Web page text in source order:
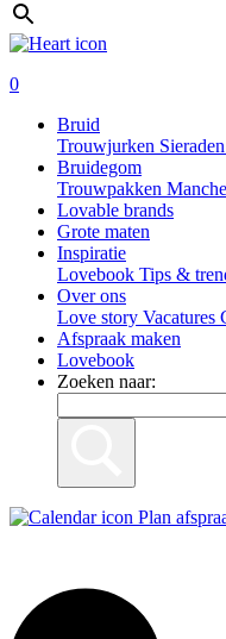
0
Bruid
Trouwjurken Sieraden
Bruidegom
Trouwpakken
Lovable brands
Grote maten
Inspiratie
Lovebook Tips &
Over ons
Love story Vacatures
Afspraak maken
Lovebook
Zoeken naar:
Plan